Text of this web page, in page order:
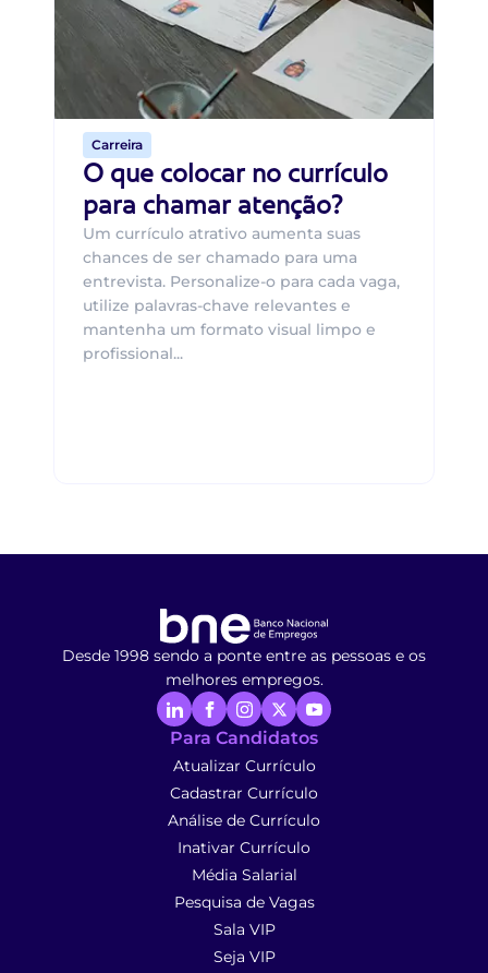
Carreira
O que colocar no currículo
para chamar atenção?
Um currículo atrativo aumenta suas
chances de ser chamado para uma
entrevista. Personalize-o para cada vaga,
utilize palavras-chave relevantes e
mantenha um formato visual limpo e
profissional...
Desde 1998 sendo a ponte entre as pessoas e os
melhores empregos.
Para Candidatos
Atualizar Currículo
Cadastrar Currículo
Análise de Currículo
Inativar Currículo
Média Salarial
Pesquisa de Vagas
Sala VIP
Seja VIP